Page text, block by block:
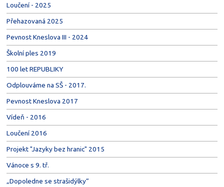
Loučení - 2025
Přehazovaná 2025
Pevnost Kneslova III - 2024
Školní ples 2019
100 let REPUBLIKY
Odplouváme na SŠ - 2017.
Pevnost Kneslova 2017
Vídeň - 2016
Loučení 2016
Projekt "Jazyky bez hranic" 2015
Vánoce s 9. tř.
„Dopoledne se strašidýlky“